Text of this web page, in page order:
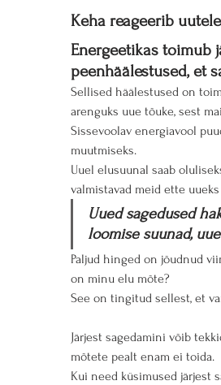
Keha reageerib
Energeetikas toimub
peenhäälestused, et
Sellised häälestused on
arenguks uue tõuke, sest
Sissevoolav energiavool
muutmiseks.
Uuel elusuunal saab
valmistavad meid ette
Uued sagedused
loomise suunad,
Paljud hinged on jõudnud
on minu elu mõte?
See on tingitud sellest, et
Järjest sagedamini võib
mõtete pealt enam ei toida.
Kui need küsimused järjest